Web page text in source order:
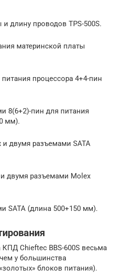
длину проводов TPS-500S.
материнской платы
процессора 4+4-пин
8(6+2)-пин для питания
мм).
двумя разъемами SATA
двумя разъемами Molex
SATA (длина 500+150 мм).
Chieftec BBS-600S весьма
у большинства
блоков питания).